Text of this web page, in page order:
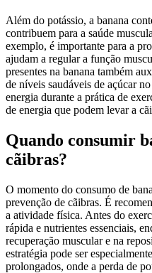
Além do potássio, a banana
contribuem para a saúde
exemplo, é importante para a
ajudam a regular a função
presentes na banana também
de níveis saudáveis de açúcar
energia durante a prática de
de energia que podem levar a
Quando consumir
cãibras?
O momento do consumo de
prevenção de cãibras. É
a atividade física. Antes do
rápida e nutrientes essenciais,
recuperação muscular e na
estratégia pode ser
prolongados, onde a perda de